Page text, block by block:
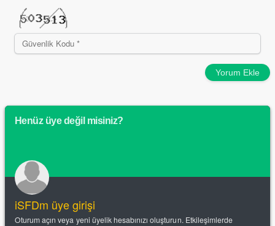
Yorum Ekle
Henüz üye değil misiniz?
iSFDm üye girişi
Oturum açın veya yeni üyelik hesabınızı oluşturun. Etkileşimlerde